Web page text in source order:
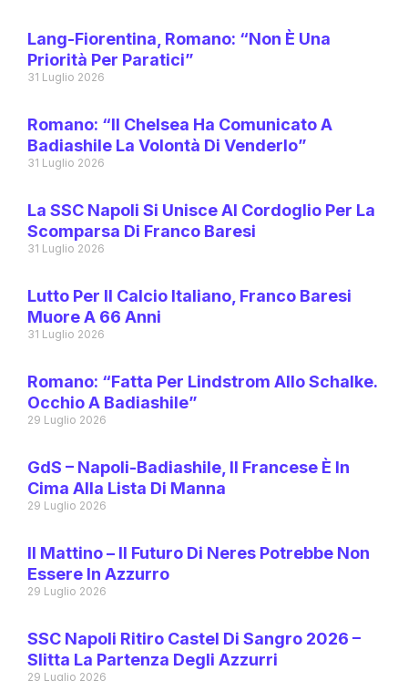
Lang-Fiorentina, Romano: “Non È Una
Priorità Per Paratici”
31 Luglio 2026
Romano: “Il Chelsea Ha Comunicato A
Badiashile La Volontà Di Venderlo”
31 Luglio 2026
La SSC Napoli Si Unisce Al Cordoglio Per La
Scomparsa Di Franco Baresi
31 Luglio 2026
Lutto Per Il Calcio Italiano, Franco Baresi
Muore A 66 Anni
31 Luglio 2026
Romano: “Fatta Per Lindstrom Allo Schalke.
Occhio A Badiashile”
29 Luglio 2026
GdS – Napoli-Badiashile, Il Francese È In
Cima Alla Lista Di Manna
29 Luglio 2026
Il Mattino – Il Futuro Di Neres Potrebbe Non
Essere In Azzurro
29 Luglio 2026
SSC Napoli Ritiro Castel Di Sangro 2026 –
Slitta La Partenza Degli Azzurri
29 Luglio 2026